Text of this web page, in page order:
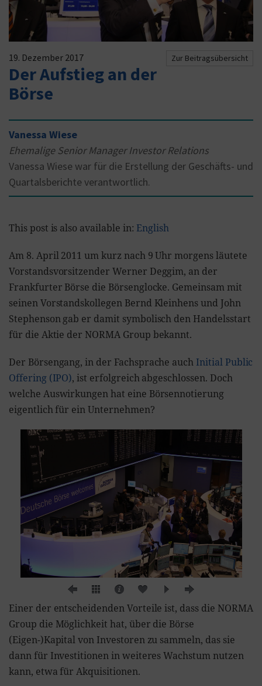
Zur Beitragsübersicht
19. Dezember 2017
Der Aufstieg an der
Börse
Vanessa Wiese
Ehemalige Senior Manager Investor Relations
Vanessa Wiese war für die Erstellung der Geschäfts- und
Quartalsberichte verantwortlich.
This post is also available in: English
Am 8. April 2011 um kurz nach 9 Uhr morgens läutete
Vorstandsvorsitzender Werner Deggim, an der
Frankfurter Börse die Börsenglocke. Gemeinsam mit
seinen Vorstandskollegen Bernd Kleinhens und John
Stephenson gab er damit symbolisch den Handelsstart
für die Aktie der NORMA Group bekannt.
Der Börsengang, in der Fachsprache auch Initial Public
Offering (IPO), ist erfolgreich abgeschlossen. Doch
welche Auswirkungen hat eine Börsennotierung
eigentlich für ein Unternehmen?
Einer der entscheidenden Vorteile ist, dass die NORMA
Group die Möglichkeit hat, über die Börse
(Eigen-)Kapital von Investoren zu sammeln, das sie
dann für Investitionen in weiteres Wachstum nutzen
kann, etwa für Akquisitionen.